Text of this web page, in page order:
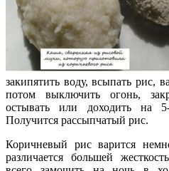
закипятить воду, всыпать рис,
потом выключить огонь,
остывать или доходить на
Получится рассыпчатый рис.
Коричневый рис варится
различается большей